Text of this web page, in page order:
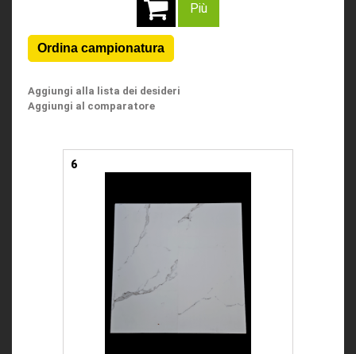
Più
Aggiungi alla lista dei desideri
Aggiungi al comparatore
6